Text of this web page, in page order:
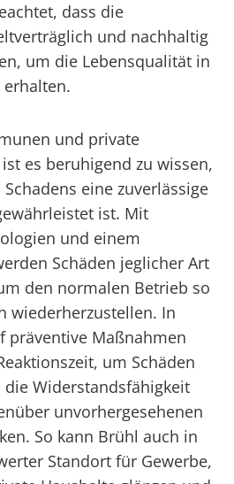
dass die
und nachhaltig
um die Lebensqualität in
und private
es beruhigend zu wissen,
eine zuverlässige
ist. Mit
und einem
Schäden jeglicher Art
den normalen Betrieb so
wiederherzustellen. In
präventive Maßnahmen
um Schäden
Widerstandsfähigkeit
unvorhergesehenen
So kann Brühl auch in
Standort für Gewerbe,